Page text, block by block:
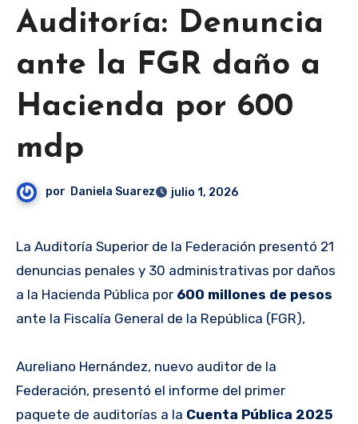
Auditoría: Denuncia
ante la FGR daño a
Hacienda por 600
mdp
por Daniela Suarez julio 1, 2026
La Auditoría Superior de la Federación presentó 21
denuncias penales y 30 administrativas por daños
a la Hacienda Pública por 600 millones de pesos
ante la Fiscalía General de la República (FGR),
Aureliano Hernández, nuevo auditor de la
Federación, presentó el informe del primer
paquete de auditorías a la Cuenta Pública 2025